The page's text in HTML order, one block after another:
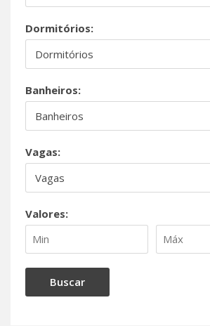
Dormitórios:
Banheiros:
Vagas:
Valores: